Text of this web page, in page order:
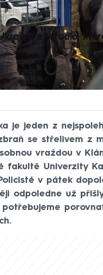
letadlo,
je jeden z
se střelivem z
vraždou v
fakultě Univerzity
v pátek
odpoledne už